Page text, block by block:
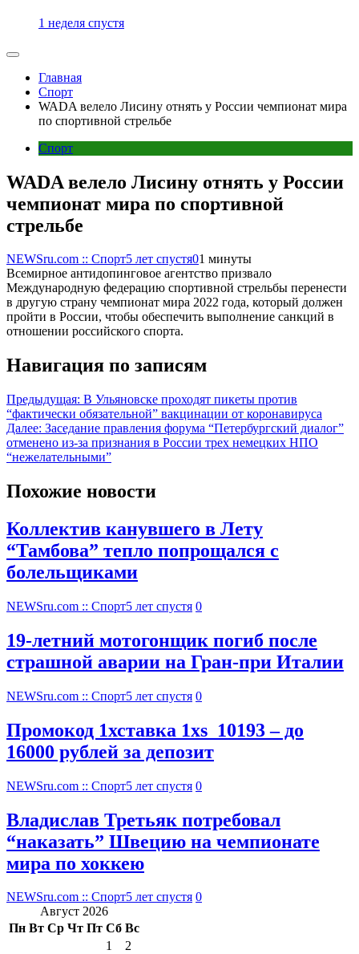
1 неделя спустя
Главная
Спорт
WADA велело Лисину отнять у России чемпионат мира
по спортивной стрельбе
Спорт
WADA велело Лисину отнять у России
чемпионат мира по спортивной
стрельбе
NEWSru.com :: Спорт5 лет спустя01 минуты
Всемирное антидопинговое агентство призвало
Международную федерацию спортивной стрельбы перенести
в другую страну чемпионат мира 2022 года, который должен
пройти в России, чтобы обеспечить выполнение санкций в
отношении российского спорта.
Навигация по записям
Предыдущая: В Ульяновске проходят пикеты против
“фактически обязательной” вакцинации от коронавируса
Далее: Заседание правления форума “Петербургский диалог”
отменено из-за признания в России трех немецких НПО
“нежелательными”
Похожие новости
Коллектив канувшего в Лету
“Тамбова” тепло попрощался с
болельщиками
NEWSru.com :: Спорт5 лет спустя 0
19-летний мотогонщик погиб после
страшной аварии на Гран-при Италии
NEWSru.com :: Спорт5 лет спустя 0
Промокод 1хставка 1xs_10193 – до
16000 рублей за депозит
NEWSru.com :: Спорт5 лет спустя 0
Владислав Третьяк потребовал
“наказать” Швецию на чемпионате
мира по хоккею
NEWSru.com :: Спорт5 лет спустя 0
Август 2026
Пн Вт Ср Чт Пт Сб Вс
1
2